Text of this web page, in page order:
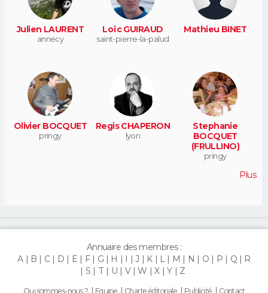
Julien LAURENT
annecy
Loïc GUIRAUD
saint-pierre-la-palud
Mathieu BINET
Olivier BOCQUET
pringy
Regis CHAPERON
lyon
Stephanie
BOCQUET
(FRULLINO)
pringy
Plus
Annuaire des membres :
A
B C D E F G H I J K L M N O P Q
R
S
T U V W X Y Z
Qui sommes-nous ? Equipe Charte éditoriale Publicité Contact